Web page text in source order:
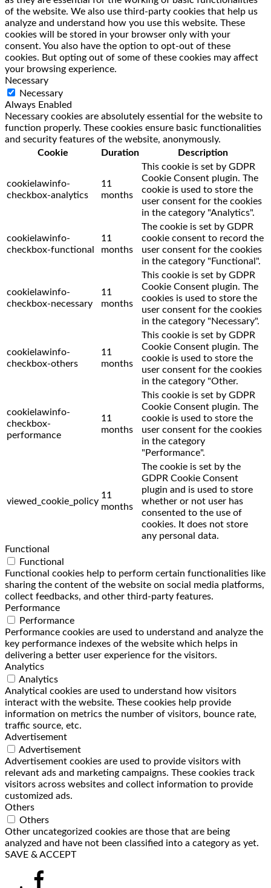
of the website. We also use third-party cookies that help us
analyze and understand how you use this website. These
cookies will be stored in your browser only with your
consent. You also have the option to opt-out of these
cookies. But opting out of some of these cookies may affect
your browsing experience.
Necessary
Necessary
Always Enabled
Necessary cookies are absolutely essential for the website to
function properly. These cookies ensure basic functionalities
and security features of the website, anonymously.
Cookie
Duration Description
cookielawinfo-
checkbox-analytics
11
months
This cookie is set by GDPR
Cookie Consent plugin. The
cookie is used to store the
user consent for the cookies
in the category "Analytics".
cookielawinfo-
checkbox-functional
11
months
The cookie is set by GDPR
cookie consent to record the
user consent for the cookies
in the category "Functional".
cookielawinfo-
checkbox-necessary
11
months
This cookie is set by GDPR
Cookie Consent plugin. The
cookies is used to store the
user consent for the cookies
in the category "Necessary".
cookielawinfo-
checkbox-others
11
months
This cookie is set by GDPR
Cookie Consent plugin. The
cookie is used to store the
user consent for the cookies
in the category "Other.
cookielawinfo-
checkbox-
performance
11
months
This cookie is set by GDPR
Cookie Consent plugin. The
cookie is used to store the
user consent for the cookies
in the category
"Performance".
viewed_cookie_policy
11
months
The cookie is set by the
GDPR Cookie Consent
plugin and is used to store
whether or not user has
consented to the use of
cookies. It does not store
any personal data.
Functional
Functional
Functional cookies help to perform certain functionalities like
sharing the content of the website on social media platforms,
collect feedbacks, and other third-party features.
Performance
Performance
Performance cookies are used to understand and analyze the
key performance indexes of the website which helps in
delivering a better user experience for the visitors.
Analytics
Analytics
Analytical cookies are used to understand how visitors
interact with the website. These cookies help provide
information on metrics the number of visitors, bounce rate,
traffic source, etc.
Advertisement
Advertisement
Advertisement cookies are used to provide visitors with
relevant ads and marketing campaigns. These cookies track
visitors across websites and collect information to provide
customized ads.
Others
Others
Other uncategorized cookies are those that are being
analyzed and have not been classified into a category as yet.
SAVE & ACCEPT